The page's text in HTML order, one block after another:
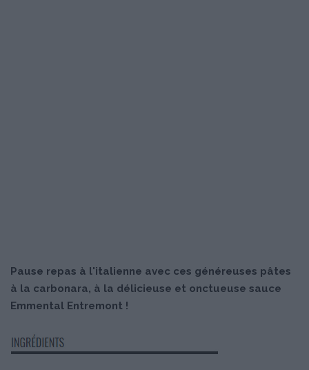
Pause repas à l'italienne avec ces généreuses pâtes
à la carbonara, à la délicieuse et onctueuse sauce
Emmental Entremont !